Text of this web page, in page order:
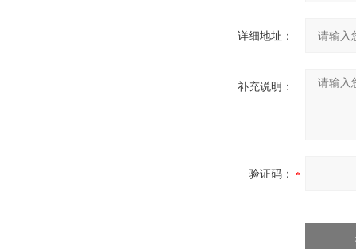
详细地址：
补充说明：
验证码：